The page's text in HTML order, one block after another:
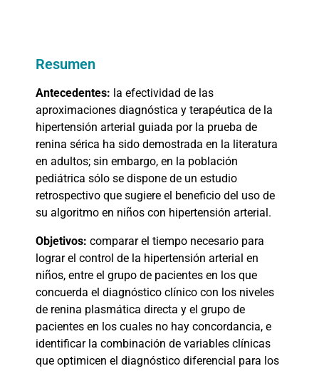
Resumen
Antecedentes: la efectividad de las
aproximaciones diagnóstica y terapéutica de la
hipertensión arterial guiada por la prueba de
renina sérica ha sido demostrada en la literatura
en adultos; sin embargo, en la población
pediátrica sólo se dispone de un estudio
retrospectivo que sugiere el beneficio del uso de
su algoritmo en niños con hipertensión arterial.
Objetivos: comparar el tiempo necesario para
lograr el control de la hipertensión arterial en
niños, entre el grupo de pacientes en los que
concuerda el diagnóstico clínico con los niveles
de renina plasmática directa y el grupo de
pacientes en los cuales no hay concordancia, e
identificar la combinación de variables clínicas
que optimicen el diagnóstico diferencial para los